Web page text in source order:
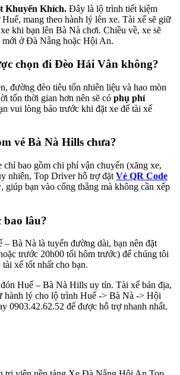
Khuyến Khích. Đây là lộ trình tiết kiệm
mang theo hành lý lên xe. Tài xế sẽ giữ
khi bạn lên Bà Nà chơi. Chiều về, xe sẽ
mới ở Đà Nẵng hoặc Hội An.
chọn đi Đèo Hải Vân không?
đường đèo tiêu tốn nhiên liệu và hao mòn
tốn thời gian hơn nên sẽ có phụ phí
vui lòng báo trước khi đặt xe để tài xế
vé Bà Nà Hills chưa?
chỉ bao gồm chi phí vận chuyển (xăng xe,
nhiên, Top Driver hỗ trợ đặt Vé QR Code
giúp bạn vào cổng thẳng mà không cần xếp
bao lâu?
– Bà Nà là tuyến đường dài, bạn nên đặt
trước 20h00 tối hôm trước) để chúng tôi
xế tốt nhất cho bạn.
Huế – Bà Nà Hills uy tín. Tài xế bản địa,
hành lý cho lộ trình Huế -> Bà Nà -> Hội
0903.42.62.52 để được hỗ trợ nhanh nhất.